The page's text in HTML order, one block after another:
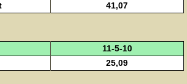
41,07
11-5-10
25,09